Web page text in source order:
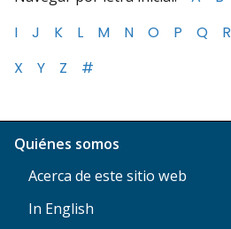
I
J K L M N O P Q R
X
Y Z #
Quiénes somos
Acerca de este sitio web
In English